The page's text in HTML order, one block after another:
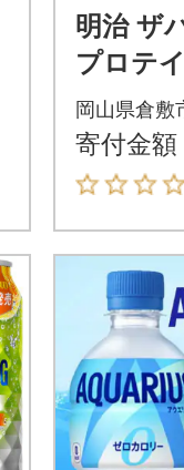
明治 ザ
プロテ
チショ
袋
岡山県倉敷
寄付金額